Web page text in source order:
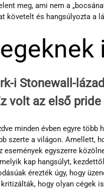
meg, ami nem a
követelt és hangsúlyozta a
i Stonewall-
volt az első
minden évben egyre több
szerte a világon. Amellett,
egyszerre
kap hangsúlyt,
érezték úgy, hogy
hogy olyan cégek